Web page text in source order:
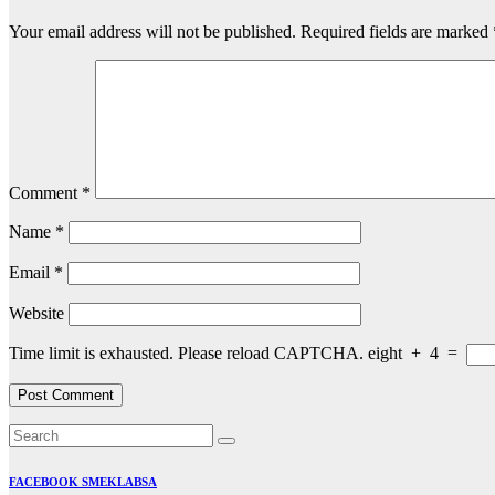
Your email address will not be published. Required fields are marked
Comment *
Name *
Email *
Website
Time limit is exhausted. Please reload CAPTCHA. eight + 4 =
FACEBOOK SMEKLABSA